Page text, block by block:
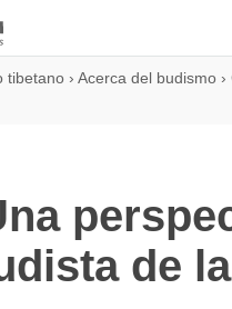
tibetano › Acerca del budismo ›
de